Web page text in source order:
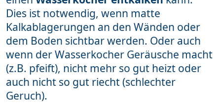
Dies ist notwendig, wenn matte
Kalkablagerungen an den Wänden oder
dem Boden sichtbar werden. Oder auch
wenn der Wasserkocher Geräusche macht
(z.B. pfeift), nicht mehr so gut heizt oder
auch nicht so gut riecht (schlechter
Geruch).
Programme
Webdesign 15
Windows 19
Word